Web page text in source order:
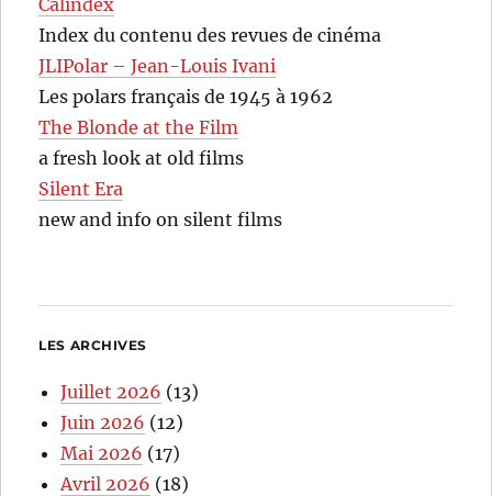
Index du contenu des revues de cinéma
JLIPolar – Jean-Louis Ivani
Les polars français de 1945 à 1962
The Blonde at the Film
a fresh look at old films
Silent Era
new and info on silent films
LES ARCHIVES
Juillet 2026 (13)
Juin 2026 (12)
Mai 2026 (17)
Avril 2026 (18)